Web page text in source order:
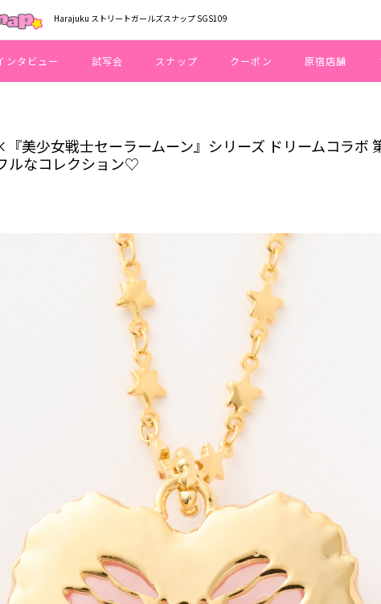
Harajuku ストリートガールズスナップ SGS109
ンタビュー 試写会 スナップ クーポン 原宿店舗
真 23/73】Q-pot.×『美少女戦士セーラームーン』シリーズ ドリームコラボ
美少女戦士セーラームーン』シリーズ ドリームコラボ
ルなコレクション♡